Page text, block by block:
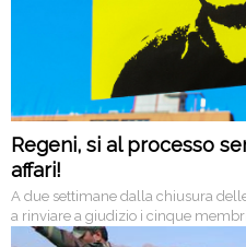
Regeni, si al processo
affari!
A due settimane dalla chiusura
a rinviare a giudizio i cinque
aguzzini del ricercatore. Conte